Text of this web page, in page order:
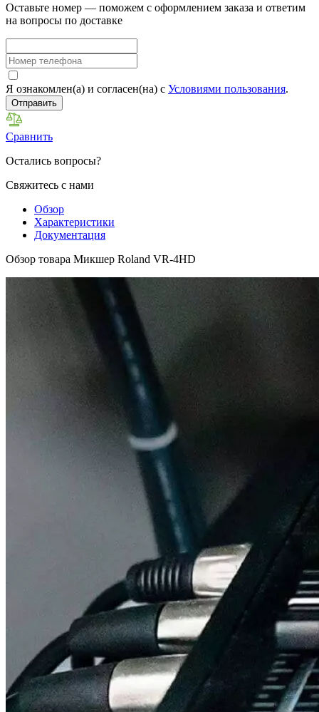
Оставьте номер — поможем с оформлением заказа и ответим
на вопросы по доставке
Я ознакомлен(а) и согласен(на) с Условиями пользования.
Отправить
Сравнить
Остались вопросы?
Свяжитесь с нами
Обзор
Характеристики
Документация
Обзор товара Микшер Roland VR-4HD